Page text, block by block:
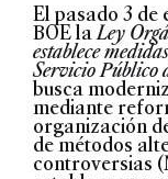
El pasado 3 de
BOE laLey
establece
Servicio Público
busca
mediante
organización
de métodos
controversias